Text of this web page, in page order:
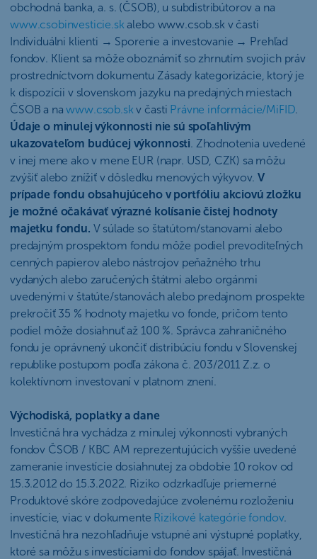
obchodná banka, a. s. (ČSOB), u subdistribútorov a na
www.csobinvesticie.skalebo www.csob.sk v časti
Individuálni klienti → Sporenie a investovanie → Prehľad
fondov. Klient sa môže oboznámiť so zhrnutím svojich práv
prostredníctvom dokumentu Zásady kategorizácie, ktorý je
k dispozícii v slovenskom jazyku na predajných miestach
ČSOB a nawww.csob.skv časti Právne informácie/MiFID.
Údaje o minulej výkonnosti nie sú spoľahlivým
ukazovateľom budúcej výkonnosti. Zhodnotenia uvedené
v inej mene ako v mene EUR (napr. USD, CZK) sa môžu
zvýšiť alebo znížiť v dôsledku menových výkyvov.V
prípade fondu obsahujúceho v portfóliu akciovú zložku
je možné očakávať výrazné kolísanie čistej hodnoty
majetku fondu. V súlade so štatútom/stanovami alebo
predajným prospektom fondu môže podiel prevoditeľných
cenných papierov alebo nástrojov peňažného trhu
vydaných alebo zaručených štátmi alebo orgánmi
uvedenými v štatúte/stanovách alebo predajnom prospekte
prekročiť 35 % hodnoty majetku vo fonde, pričom tento
podiel môže dosiahnuť až 100 %. Správca zahraničného
fondu je oprávnený ukončiť distribúciu fondu v Slovenskej
republike postupom podľa zákona č. 203/2011 Z.z. o
kolektívnom investovaní v platnom znení.
Východiská, poplatky a dane
Investičná hra vychádza z minulej výkonnosti vybraných
fondov ČSOB / KBC AM reprezentujúcich vyššie uvedené
zameranie investície dosiahnutej za obdobie 10 rokov od
15.3.2012 do 15.3.2022. Riziko odzrkadľuje priemerné
Produktové skóre zodpovedajúce zvolenému rozloženiu
investície, viac v dokumente Rizikové kategórie fondov.
Investičná hra nezohľadňuje vstupné ani výstupné poplatky,
ktoré sa môžu s investíciami do fondov spájať. Investičná